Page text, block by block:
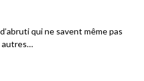
qui ne savent même pas
autres…